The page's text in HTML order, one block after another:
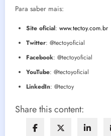
Para saber mais:
Site oficial: www.tectoy.com.br
Twitter: @tectoyoficial
Facebook: @tectoyoficial
YouTube: @tectoyoficial
LinkedIn: @tectoy
Share this content: